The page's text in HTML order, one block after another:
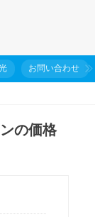
お問い合わせ
の価格